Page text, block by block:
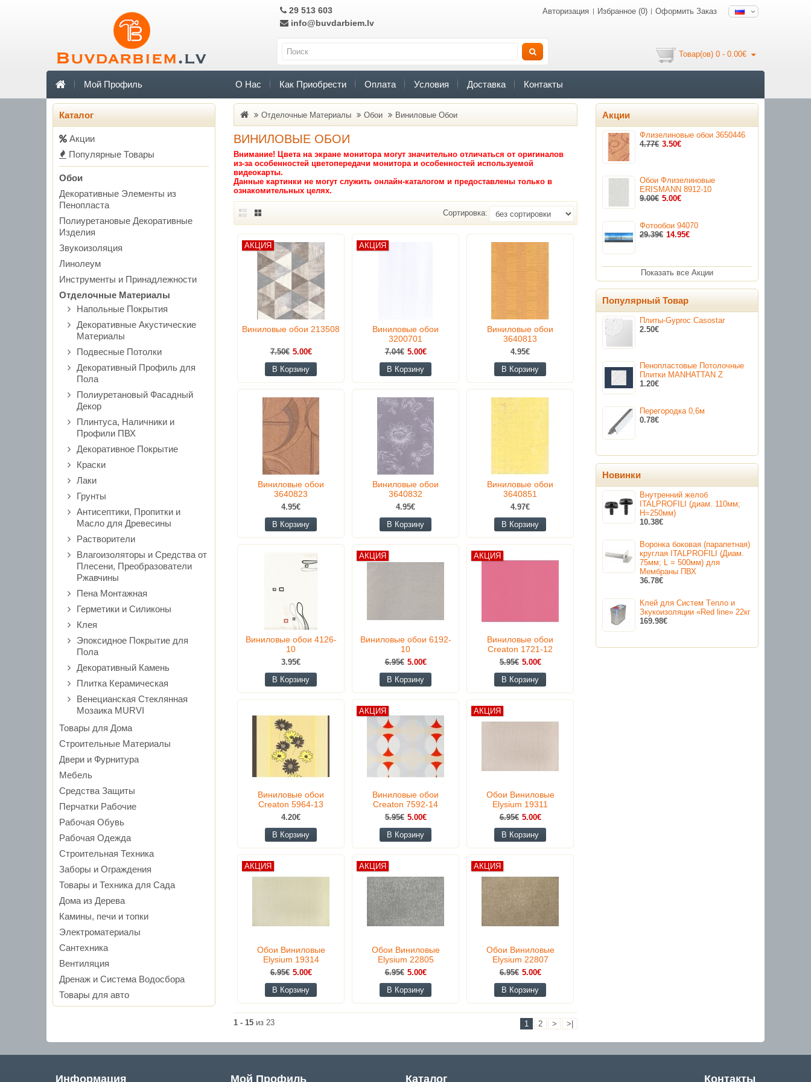
29 513 603
info@buvdarbiem.lv
Авторизация Избранное (0) Оформить Заказ
Товар(ов) 0 - 0.00€
Мой Профиль О Нас Как Приобрести Оплата Условия Доставка Контакты
Каталог
Акции
Популярные Товары
Обои
Декоративные Элементы из
Пенопласта
Полиуретановые Декоративные
Изделия
Звукоизоляция
Линолеум
Инструменты и Принадлежности
Отделочные Материалы
Напольные Покрытия
Декоративные Акустические
Материалы
Подвесные Потолки
Декоративный Профиль для
Пола
Полиуретановый Фасадный
Декор
Плинтуса, Наличники и
Профили ПВХ
Декоративное Покрытие
Краски
Лаки
Грунты
Антисептики, Пропитки и
Масло для Древесины
Растворители
Влагоизоляторы и Средства от
Плесени, Преобразователи
Ржавчины
Пена Монтажная
Герметики и Силиконы
Клея
Эпоксидное Покрытие для
Пола
Декоративный Камень
Плитка Керамическая
Венецианская Стеклянная
Мозаика MURVI
Товары для Дома
Строительные Материалы
Двери и Фурнитура
Мебель
Средства Защиты
Перчатки Рабочие
Рабочая Обувь
Рабочая Одежда
Строительная Техника
Заборы и Ограждения
Товары и Техника для Cада
Дома из Дерева
Камины, печи и топки
Электроматериалы
Сантехника
Вентиляция
Дренаж и Система Водосбора
Товары для авто
Отделочные Материалы Обои Виниловые Oбои
ВИНИЛОВЫЕ OБОИ
Внимание! Цвета на экране монитора могут значительно отличаться от оригиналов
из-за особенностей цветопередачи монитора и особенностей используемой
видеокарты.
Данные картинки не могут служить онлайн-каталогом и предоставлены только в
ознакомительных целях.
Сортировка:
АКЦИЯ
Виниловые обои 213508
7.50€ 5.00€
В Корзину
АКЦИЯ
Виниловые обои
3200701
7.04€ 5.00€
В Корзину
Виниловые обои
3640813
4.95€
В Корзину
Виниловые обои
3640823
4.95€
В Корзину
Виниловые обои
3640832
4.95€
В Корзину
Виниловые обои
3640851
4.97€
В Корзину
Виниловые обои 4126-
10
3.95€
В Корзину
АКЦИЯ
Виниловые обои 6192-
10
6.95€ 5.00€
В Корзину
АКЦИЯ
Виниловые обои
Creaton 1721-12
5.95€ 5.00€
В Корзину
Виниловые обои
Creaton 5964-13
4.20€
В Корзину
АКЦИЯ
Виниловые обои
Creaton 7592-14
5.95€ 5.00€
В Корзину
АКЦИЯ
Обои Виниловые
Elysium 19311
6.95€ 5.00€
В Корзину
АКЦИЯ
Обои Виниловые
Elysium 19314
6.95€ 5.00€
В Корзину
АКЦИЯ
Обои Виниловые
Elysium 22805
6.95€ 5.00€
В Корзину
АКЦИЯ
Обои Виниловые
Elysium 22807
6.95€ 5.00€
В Корзину
1 2 > >|
1 - 15 из 23
Акции
Флизелиновые обои 3650446
4.77€ 3.50€
Обои Флизелиновые
ERISMANN 8912-10
9.00€ 5.00€
Фотообои 94070
29.39€ 14.95€
Показать все Акции
Популярный Товар
Плиты-Gyproc Casostar
2.50€
Пенопластовые Потолочные
Плитки MANHATTAN Z
1.20€
Перегородка 0,6м
0.78€
Новинки
Внутренний желоб
ITALPROFILI (диам. 110мм;
H=250мм)
10.38€
Воронка боковая (парапетная)
круглая ITALPROFILI (Диам.
75мм; L = 500мм) для
Мембраны ПВХ
36.78€
Клей для Cистем Tепло и
Зкукоизоляции «Red line» 22кг
169.98€
Информация Мой Профиль Каталог Контакты